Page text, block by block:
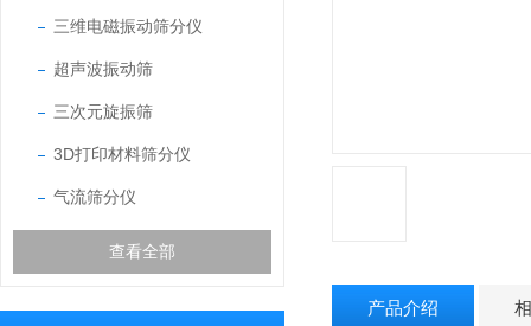
三维电磁振动筛分仪
超声波振动筛
三次元旋振筛
3D打印材料筛分仪
气流筛分仪
查看全部
产品介绍